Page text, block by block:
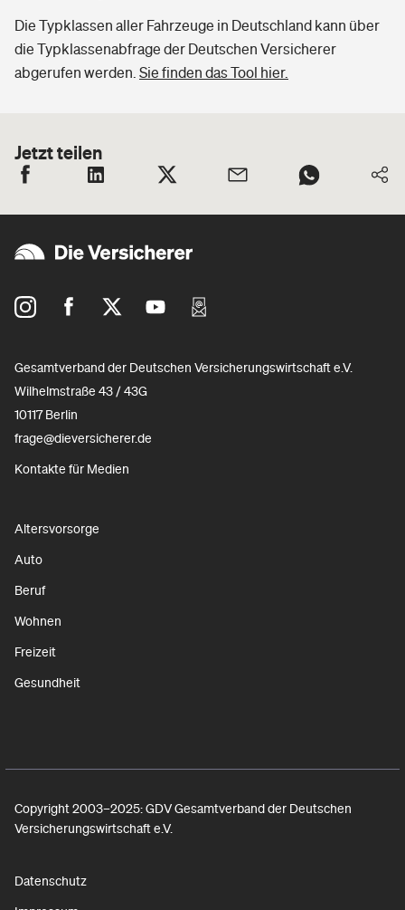
Die Typklassen aller Fahrzeuge in Deutschland kann über
die Typklassenabfrage der Deutschen Versicherer
abgerufen werden. Sie finden das Tool hier.
Jetzt teilen
Gesamtverband der Deutschen Versicherungswirtschaft e.V.
Wilhelmstraße 43 / 43G
10117 Berlin
frage@dieversicherer.de
Kontakte für Medien
Altersvorsorge
Auto
Beruf
Wohnen
Freizeit
Gesundheit
Copyright 2003–2025: GDV Gesamtverband der Deutschen
Versicherungswirtschaft e.V.
Datenschutz